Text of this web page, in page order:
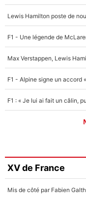
XV de France